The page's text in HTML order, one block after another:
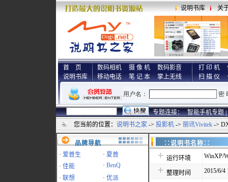
说明书库 关
首 页
说明书库
数码相机 摄 像 机
数码影音
移动电话
笔 记 本 掌上无线
打 印 机
扫 描 仪
专题连接： 智能手机专题 |
您当前的位置： 说明书之家 -> 投影机 -> 丽讯Vivitek ->
品牌导航
· 爱普生 · 夏普
· 佳能 · BenQ
· 联想 · 优派
∷说明书名
运行环境 WinXP/
整理时间 2015/6/4